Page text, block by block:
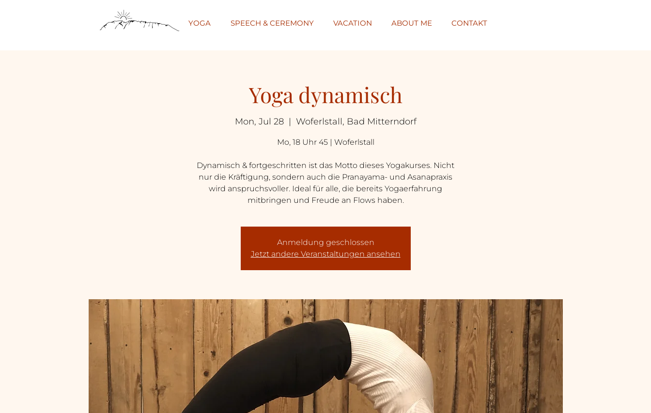
YOGA SPEECH & CEREMONY VACATION ABOUT ME CONTAKT
Yoga dynamisch
Mon, Jul 28
  |
Woferlstall, Bad Mitterndorf
Mo, 18 Uhr 45 | Woferlstall
Dynamisch & fortgeschritten ist das Motto dieses Yogakurses. Nicht
nur die Kräftigung, sondern auch die Pranayama- und Asanapraxis
wird anspruchsvoller. Ideal für alle, die bereits Yogaerfahrung
mitbringen und Freude an Flows haben.
Anmeldung geschlossen
Jetzt andere Veranstaltungen ansehen